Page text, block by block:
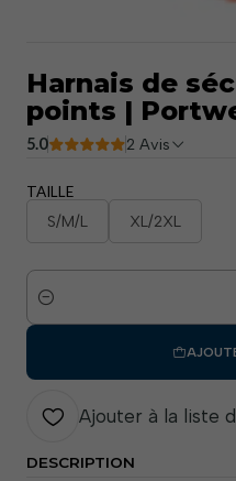
Harnais de
points |
5.0 2 Avis
TAILLE
S/M/L XL/2XL
Quantité
Ajouter à la liste
DESCRIPTION